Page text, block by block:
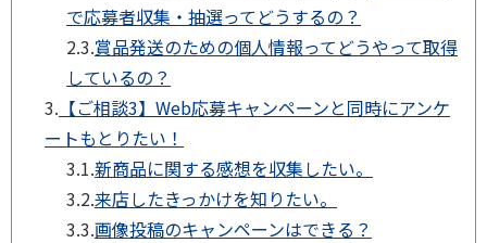
で応募者収集・抽選ってどうするの？
2.3.賞品発送のための個人情報ってどうやって取得
しているの？
3. 【ご相談3】Web応募キャンペーンと同時にアンケ
ートもとりたい！
3.1.新商品に関する感想を収集したい。
3.2.来店したきっかけを知りたい。
3.3.画像投稿のキャンペーンはできる？